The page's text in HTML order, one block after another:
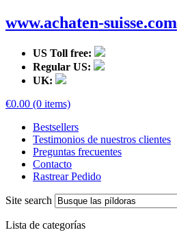
www.achaten-suisse.com
US Toll free:
Regular US:
UK:
€0.00 (0 items)
Bestsellers
Testimonios de nuestros clientes
Preguntas frecuentes
Contacto
Rastrear Pedido
Site search
Lista de categorías